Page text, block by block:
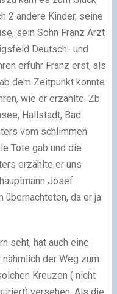
2 andere Kinder, seine
sein Sohn Franz Arzt
Deutsch- und
erfuhr Franz erst, als
dem Zeitpunkt konnte
wie er erzählte. Zb.
Hallstadt, Bad
vom schlimmen
Tote gab und die
erzählte er uns
Josef
übernachteten, da er ja
seht, hat auch eine
der Weg zum
Kreuzen ( nicht